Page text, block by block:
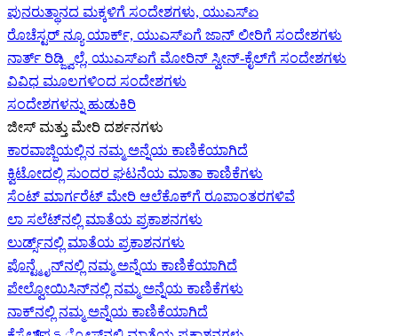
ಪುನರುತ್ಥಾನದ ಮಕ್ಕಳಿಗೆ ಸಂದೇಶಗಳು, ಯುಎಸ್‌ಏ
ರೊಚೆಸ್ಟರ್ ನ್ಯೂ ಯಾರ್ಕ್, ಯುಎಸ್‌ಏ‍ಗೆ ಜಾನ್ ಲೀರಿ‍ಗೆ ಸಂದೇಶಗಳು
ನಾರ್ತ್ ರಿಡ್ಜ್ವಿಲ್ಲೆ, ಯುಎಸ್‌ಏ‍ಗೆ ಮೋರಿನ್ ಸ್ವೀನ್-ಕೈಲ್‍ಗೆ ಸಂದೇಶಗಳು
ವಿವಿಧ ಮೂಲಗಳಿಂದ ಸಂದೇಶಗಳು
ಸಂದೇಶಗಳನ್ನು ಹುಡುಕಿರಿ
ಜೀಸ್‌ ಮತ್ತು ಮೇರಿ ದರ್ಶನಗಳು
ಕಾರವಾಜ್ಜಿಯಲ್ಲಿನ ನಮ್ಮ ಅನ್ನೆಯ ಕಾಣಿಕೆಯಾಗಿದೆ
ಕ್ವಿಟೋದಲ್ಲಿ ಸುಂದರ ಘಟನೆಯ ಮಾತಾ ಕಾಣಿಕೆಗಳು
ಸೆಂಟ್ ಮಾರ್ಗರೆಟ್ ಮೇರಿ ಆಲೆಕೊಕ್‌ಗೆ ರೂಪಾಂತರಗಳಿವೆ
ಲಾ ಸಲೆಟ್‌ನಲ್ಲಿ ಮಾತೆಯ ಪ್ರಕಾಶನಗಳು
ಲುರ್ಡ್ಸ್‌ನಲ್ಲಿ ಮಾತೆಯ ಪ್ರಕಾಶನಗಳು
ಪೊನ್ಟ್ಮೈನ್‌ನಲ್ಲಿ ನಮ್ಮ ಅನ್ನೆಯ ಕಾಣಿಕೆಯಾಗಿದೆ
ಪೇಲ್ವೋಯಿಸಿನ್‌ನಲ್ಲಿ ನಮ್ಮ ಅನ್ನೆಯ ಕಾಣಿಕೆಗಳು
ನಾಕ್‌ನಲ್ಲಿ ನಮ್ಮ ಅನ್ನೆಯ ಕಾಣಿಕೆಯಾಗಿದೆ